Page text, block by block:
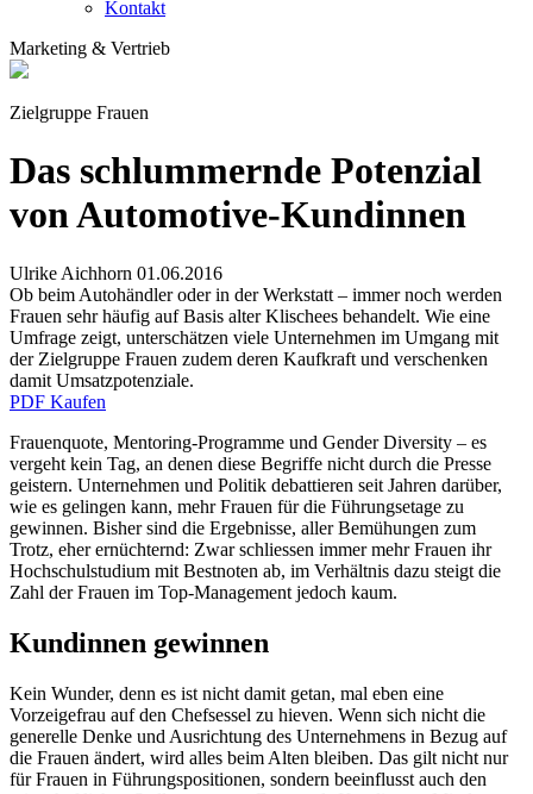
Kontakt
Marketing & Vertrieb
Zielgruppe Frauen
Das schlummernde Potenzial
von Automotive-Kundinnen
Ulrike Aichhorn 01.06.2016
Ob beim Autohändler oder in der Werkstatt – immer noch werden
Frauen sehr häufig auf Basis alter Klischees behandelt. Wie eine
Umfrage zeigt, unterschätzen viele Unternehmen im Umgang mit
der Zielgruppe Frauen zudem deren Kaufkraft und verschenken
damit Umsatzpotenziale.
PDF Kaufen
Frauenquote, Mentoring-Programme und Gender Diversity – es
vergeht kein Tag, an denen diese Begriffe nicht durch die Presse
geistern. Unternehmen und Politik debattieren seit Jahren darüber,
wie es gelingen kann, mehr Frauen für die Führungsetage zu
gewinnen. Bisher sind die Ergebnisse, aller Bemühungen zum
Trotz, eher ernüchternd: Zwar schliessen immer mehr Frauen ihr
Hochschulstudium mit Bestnoten ab, im Verhältnis dazu steigt die
Zahl der Frauen im Top-Management jedoch kaum.
Kundinnen gewinnen
Kein Wunder, denn es ist nicht damit getan, mal eben eine
Vorzeigefrau auf den Chefsessel zu hieven. Wenn sich nicht die
generelle Denke und Ausrichtung des Unternehmens in Bezug auf
die Frauen ändert, wird alles beim Alten bleiben. Das gilt nicht nur
für Frauen in Führungspositionen, sondern beeinflusst auch den